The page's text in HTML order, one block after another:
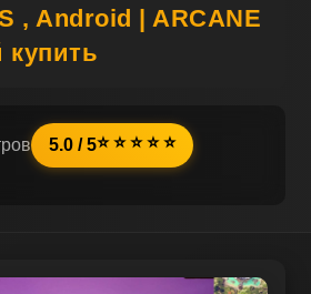
, Android | ARCANE
5.0 / 5⭐ ⭐ ⭐ ⭐ ⭐